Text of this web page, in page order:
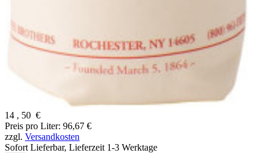
14 , 50 €
Preis pro Liter: 96,67 €
zzgl. Versandkosten
Sofort Lieferbar, Lieferzeit 1-3 Werktage